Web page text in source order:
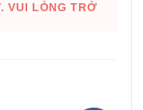
VUI LÒNG TRỞ